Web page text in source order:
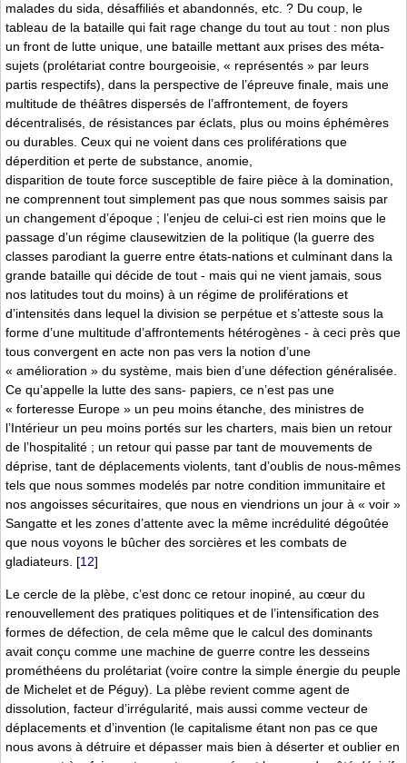
malades du sida, désaffiliés et abandonnés, etc. ? Du coup, le
tableau de la bataille qui fait rage change du tout au tout : non plus
un front de lutte unique, une bataille mettant aux prises des méta-
sujets (prolétariat contre bourgeoisie, « représentés » par leurs
partis respectifs), dans la perspective de l’épreuve finale, mais une
multitude de théâtres dispersés de l’affrontement, de foyers
décentralisés, de résistances par éclats, plus ou moins éphémères
ou durables. Ceux qui ne voient dans ces proliférations que
déperdition et perte de substance, anomie,
disparition de toute force susceptible de faire pièce à la domination,
ne comprennent tout simplement pas que nous sommes saisis par
un changement d’époque ; l’enjeu de celui-ci est rien moins que le
passage d’un régime clausewitzien de la politique (la guerre des
classes parodiant la guerre entre états-nations et culminant dans la
grande bataille qui décide de tout - mais qui ne vient jamais, sous
nos latitudes tout du moins) à un régime de proliférations et
d’intensités dans lequel la division se perpétue et s’atteste sous la
forme d’une multitude d’affrontements hétérogènes - à ceci près que
tous convergent en acte non pas vers la notion d’une
« amélioration » du système, mais bien d’une défection généralisée.
Ce qu’appelle la lutte des sans- papiers, ce n’est pas une
« forteresse Europe » un peu moins étanche, des ministres de
l’Intérieur un peu moins portés sur les charters, mais bien un retour
de l’hospitalité ; un retour qui passe par tant de mouvements de
déprise, tant de déplacements violents, tant d’oublis de nous-mêmes
tels que nous sommes modelés par notre condition immunitaire et
nos angoisses sécuritaires, que nous en viendrions un jour à « voir »
Sangatte et les zones d’attente avec la même incrédulité dégoûtée
que nous voyons le bûcher des sorcières et les combats de
gladiateurs. [12]
Le cercle de la plèbe, c’est donc ce retour inopiné, au cœur du
renouvellement des pratiques politiques et de l’intensification des
formes de défection, de cela même que le calcul des dominants
avait conçu comme une machine de guerre contre les desseins
prométhéens du prolétariat (voire contre la simple énergie du peuple
de Michelet et de Péguy). La plèbe revient comme agent de
dissolution, facteur d’irrégularité, mais aussi comme vecteur de
déplacements et d’invention (le capitalisme étant non pas ce que
nous avons à détruire et dépasser mais bien à déserter et oublier en